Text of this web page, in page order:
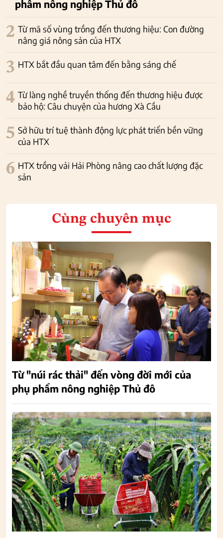
phẩm nông nghiệp Thủ đô
2 Từ mã số vùng trồng đến thương hiệu: Con đường
nâng giá nông sản của HTX
3 HTX bắt đầu quan tâm đến bằng sáng chế
4 Từ làng nghề truyền thống đến thương hiệu được
bảo hộ: Câu chuyện của hương Xà Cầu
5 Sở hữu trí tuệ thành động lực phát triển bền vững
của HTX
6 HTX trồng vải Hải Phòng nâng cao chất lượng đặc
sản
Cùng chuyên mục
Từ "núi rác thải" đến vòng đời mới của
phụ phẩm nông nghiệp Thủ đô